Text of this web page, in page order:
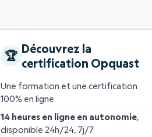
Découvrez la
certification Opquast
Une formation et une certification
100% en ligne
14 heures en ligne en autonomie,
disponible 24h/24, 7j/7